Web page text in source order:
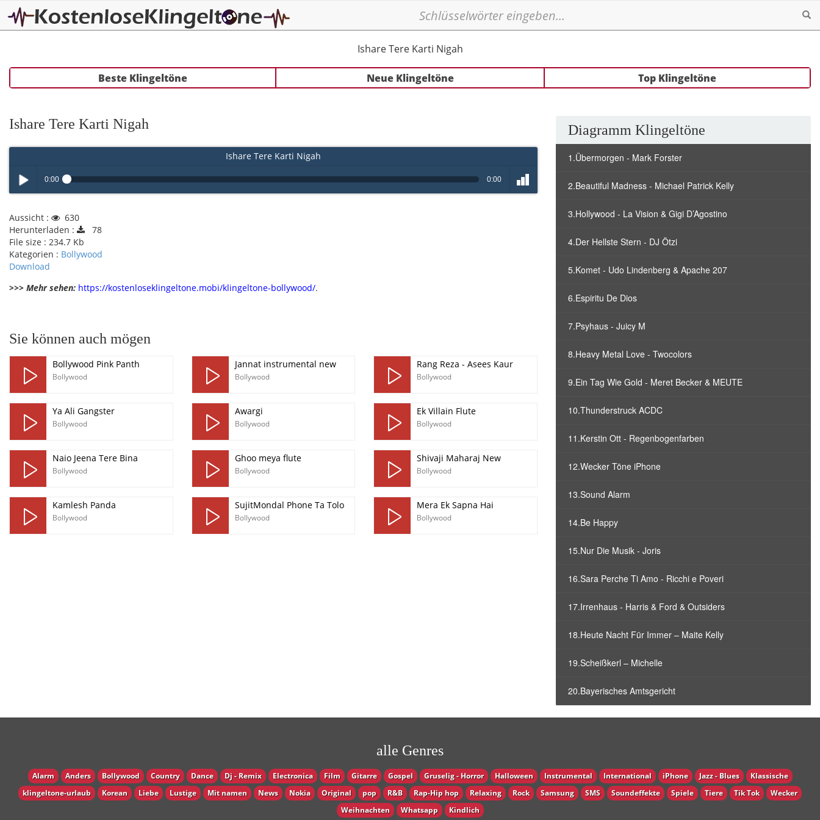
Ishare Tere Karti Nigah
Beste Klingeltöne Neue Klingeltöne Top Klingeltöne
Ishare Tere Karti Nigah
Ishare Tere Karti Nigah
Play /
0:00 0:00
Aussicht :
630
Herunterladen :
78
File size : 234.7 Kb
Kategorien : Bollywood
Download
>>> Mehr sehen: https://kostenloseklingeltone.mobi/klingeltone-bollywood/.
Sie können auch mögen
Bollywood Pink Panth
Bollywood
Jannat instrumental new
Bollywood
Rang Reza - Asees Kaur
Bollywood
Ya Ali Gangster
Bollywood
Awargi
Bollywood
Ek Villain Flute
Bollywood
Naio Jeena Tere Bina
Bollywood
Ghoo meya flute
Bollywood
Shivaji Maharaj New
Bollywood
Kamlesh Panda
Bollywood
SujitMondal Phone Ta Tolo
Bollywood
Mera Ek Sapna Hai
Bollywood
Diagramm Klingeltöne
1.Übermorgen - Mark Forster
2.Beautiful Madness - Michael Patrick Kelly
3.Hollywood - La Vision & Gigi D’Agostino
4.Der Hellste Stern - DJ Ötzi
5.Komet - Udo Lindenberg & Apache 207
6.Espiritu De Dios
7.Psyhaus - Juicy M
8.Heavy Metal Love - Twocolors
9.Ein Tag Wie Gold - Meret Becker & MEUTE
10.Thunderstruck ACDC
11.Kerstin Ott - Regenbogenfarben
12.Wecker Töne iPhone
13.Sound Alarm
14.Be Happy
15.Nur Die Musik - Joris
16.Sara Perche Ti Amo - Ricchi e Poveri
17.Irrenhaus - Harris & Ford & Outsiders
18.Heute Nacht Für Immer – Maite Kelly
19.Scheißkerl – Michelle
20.Bayerisches Amtsgericht
alle Genres
Alarm Anders Bollywood Country Dance Dj - Remix Electronica Film Gitarre Gospel Gruselig - Horror Halloween Instrumental International iPhone Jazz - Blues
Klassische
klingeltone-urlaub
Korean Liebe Lustige Mit namen News Nokia Original pop R&B Rap-Hip hop Relaxing Rock Samsung SMS Soundeffekte Spiele Tiere Tik Tok
Wecker
Weihnachten
Whatsapp Кindlich